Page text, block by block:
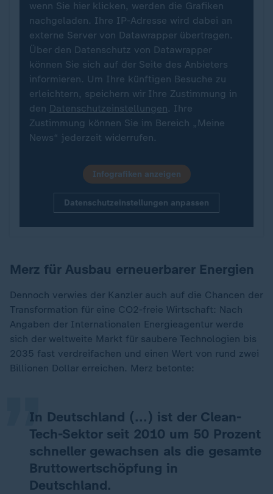
wenn Sie hier klicken, werden die Grafiken
nachgeladen. Ihre IP-Adresse wird dabei an
externe Server von Datawrapper übertragen.
Über den Datenschutz von Datawrapper
können Sie sich auf der Seite des Anbieters
informieren. Um Ihre künftigen Besuche zu
erleichtern, speichern wir Ihre Zustimmung in
den Datenschutzeinstellungen. Ihre
Zustimmung können Sie im Bereich „Meine
News“ jederzeit widerrufen.
Infografiken anzeigen
Datenschutzeinstellungen anpassen
Merz für Ausbau erneuerbarer Energien
Dennoch verwies der Kanzler auch auf die Chancen der
Transformation für eine CO2-freie Wirtschaft: Nach
Angaben der Internationalen Energieagentur werde
sich der weltweite Markt für saubere Technologien bis
2035 fast verdreifachen und einen Wert von rund zwei
Billionen Dollar erreichen. Merz betonte:
In Deutschland (...) ist der Clean-
Tech-Sektor seit 2010 um 50 Prozent
schneller gewachsen als die gesamte
Bruttowertschöpfung in
Deutschland.
„